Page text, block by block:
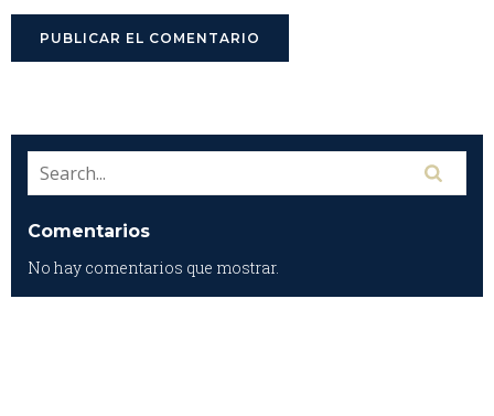
Comentarios
No hay comentarios que mostrar.